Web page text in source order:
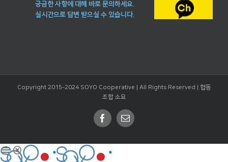
궁금한 사항에 대해 바로 문의하세요.
실시간으로 답변 받으실 수 있습니다.
Copyright 2015-2024 SOYO Cooperative | All Rights Reserved | 협동
조합 소요
Facebook
Email